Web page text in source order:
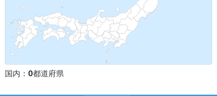
国内： 0都道府県